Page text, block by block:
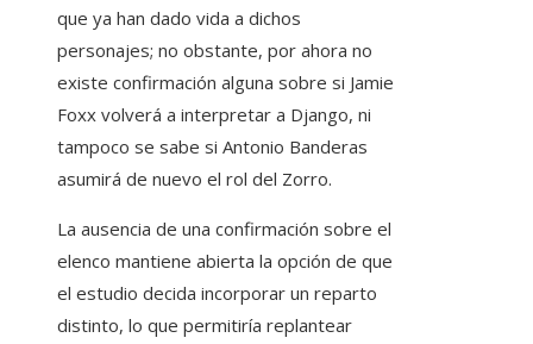
que ya han dado vida a dichos
personajes; no obstante, por ahora no
existe confirmación alguna sobre si Jamie
Foxx volverá a interpretar a Django, ni
tampoco se sabe si Antonio Banderas
asumirá de nuevo el rol del Zorro.
La ausencia de una confirmación sobre el
elenco mantiene abierta la opción de que
el estudio decida incorporar un reparto
distinto, lo que permitiría replantear